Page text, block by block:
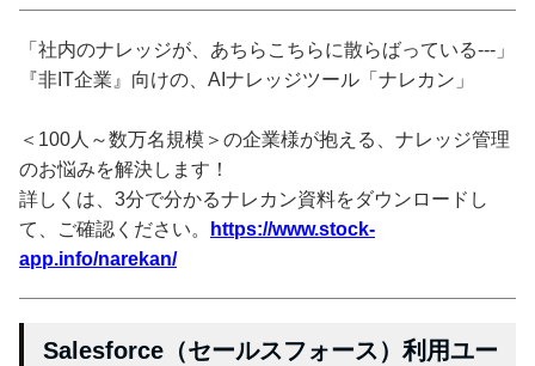
「社内のナレッジが、あちらこちらに散らばっている---」
『非IT企業』向けの、AIナレッジツール「ナレカン」
＜100人～数万名規模＞の企業様が抱える、ナレッジ管理
のお悩みを解決します！
詳しくは、3分で分かるナレカン資料をダウンロードし
て、ご確認ください。
https://www.stock-
app.info/narekan/
Salesforce（セールスフォース）利用ユー